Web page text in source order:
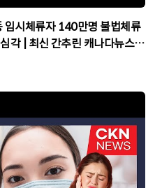
임시체류자 140만명 불법체류
각 | 최신 간추린 캐나다뉴스 |